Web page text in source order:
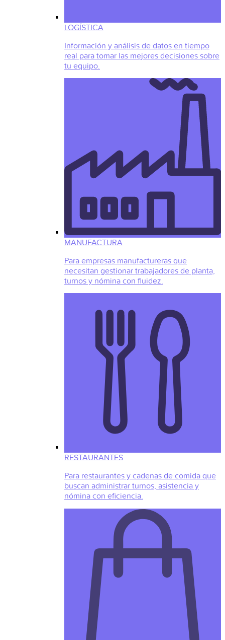
LOGÍSTICA
Información y análisis de datos en tiempo
real para tomar las mejores decisiones sobre
tu equipo.
MANUFACTURA
Para empresas manufactureras que
necesitan gestionar trabajadores de planta,
turnos y nómina con fluidez.
RESTAURANTES
Para restaurantes y cadenas de comida que
buscan administrar turnos, asistencia y
nómina con eficiencia.